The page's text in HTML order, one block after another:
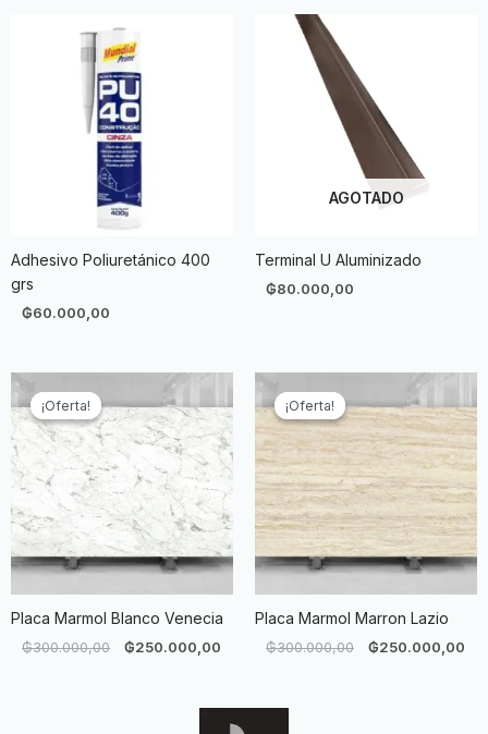
Adhesivo Poliuretánico 400
grs
₲60.000,00
AGOTADO
Terminal U Aluminizado
₲80.000,00
¡Oferta!
¡Oferta!
Placa Marmol Blanco Venecia
₲300.000,00
original
era:
₲300.000,00.
₲250.000,00
actual
es:
₲250.000,00.
¡Oferta!
¡Oferta!
Placa Marmol Marron Lazio
₲300.000,00
original
era:
₲300.000,00.
₲250.000,00
es: